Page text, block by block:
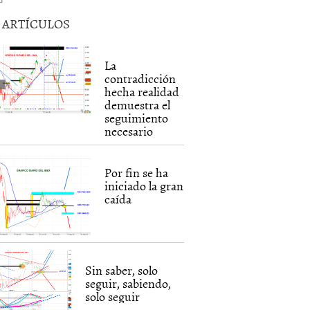
ARTÍCULOS
La
contradicción
hecha realidad
demuestra el
seguimiento
necesario
Por fin se ha
iniciado la gran
caída
Sin saber, solo
seguir, sabiendo,
solo seguir